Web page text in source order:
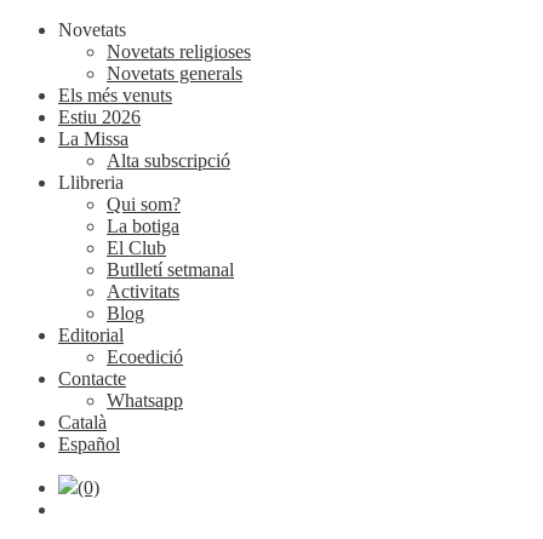
Novetats
Novetats religioses
Novetats generals
Els més venuts
Estiu 2026
La Missa
Alta subscripció
Llibreria
Qui som?
La botiga
El Club
Butlletí setmanal
Activitats
Blog
Editorial
Ecoedició
Contacte
Whatsapp
Català
Español
(0)